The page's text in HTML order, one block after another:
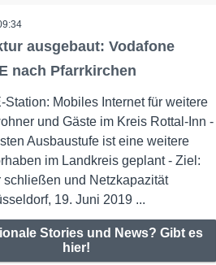
ausgebaut: Vodafone
nach Pfarrkirchen
Station: Mobiles Internet für weitere
und Gäste im Kreis Rottal-Inn -
Ausbaustufe ist eine weitere
im Landkreis geplant - Ziel:
schließen und Netzkapazität
19. Juni 2019 ...
Stories und News? Gibt es
hier!